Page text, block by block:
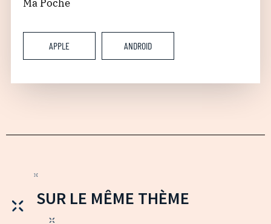
Ma Poche
APPLE ANDROID
SUR LE MÊME THÈME